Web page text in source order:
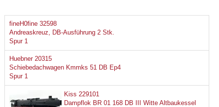
fineH0fine 32598
Andreaskreuz, DB-Ausführung 2 Stk.
Spur 1
Huebner 20315
Schiebedachwagen Kmmks 51 DB Ep4
Spur 1
Kiss 229101
Dampflok BR 01 168 DB III Witte Altbaukessel